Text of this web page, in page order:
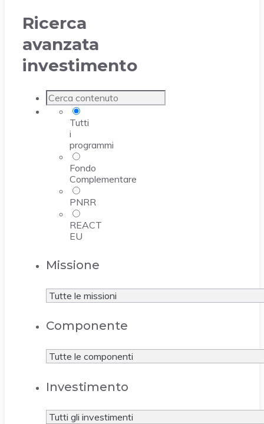
Ricerca
avanzata
investimento
Tutti
i
programmi
Fondo
Complementare
PNRR
REACT
EU
Missione
Componente
Investimento